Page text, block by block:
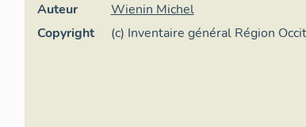
Auteur
Wienin Michel
Copyright
(c) Inventaire général Région